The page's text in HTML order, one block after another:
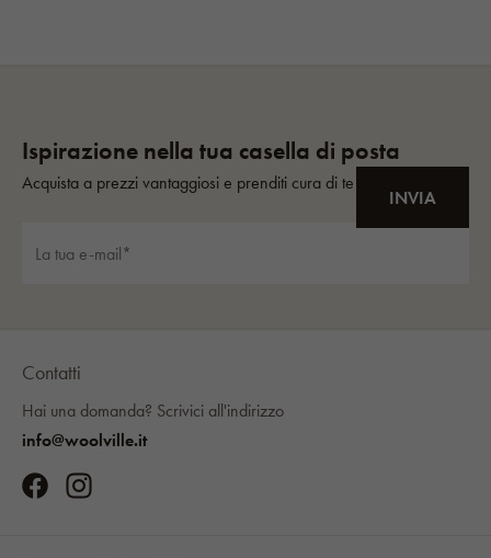
Contatti
Hai una domanda? Scrivici all'indirizzo
info@woolville.it